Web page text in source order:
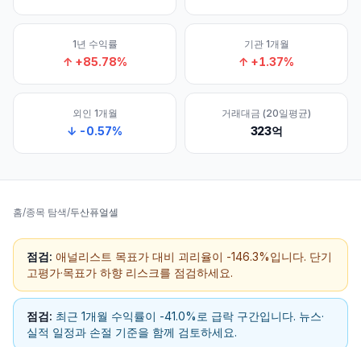
1년 수익률
↑ +85.78%
기관 1개월
↑ +1.37%
외인 1개월
↓ -0.57%
거래대금 (20일평균)
323억
홈/종목 탐색/두산퓨얼셀
점검: 애널리스트 목표가 대비 괴리율이 -146.3%입니다. 단기
고평가·목표가 하향 리스크를 점검하세요.
점검: 최근 1개월 수익률이 -41.0%로 급락 구간입니다. 뉴스·
실적 일정과 손절 기준을 함께 검토하세요.